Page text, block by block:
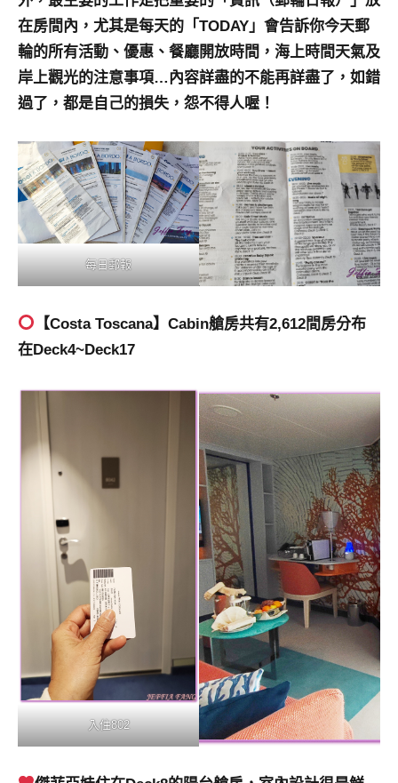
在房間內，尤其是每天的「TODAY」會告訴你今天郵
輪的所有活動、優惠、餐廳開放時間，海上時間天氣及
岸上觀光的注意事項…內容詳盡的不能再詳盡了，如錯
過了，都是自己的損失，怨不得人喔！
每日郵報
【Costa Toscana】Cabin艙房共有2,612間房分布
在Deck4~Deck17
入住802